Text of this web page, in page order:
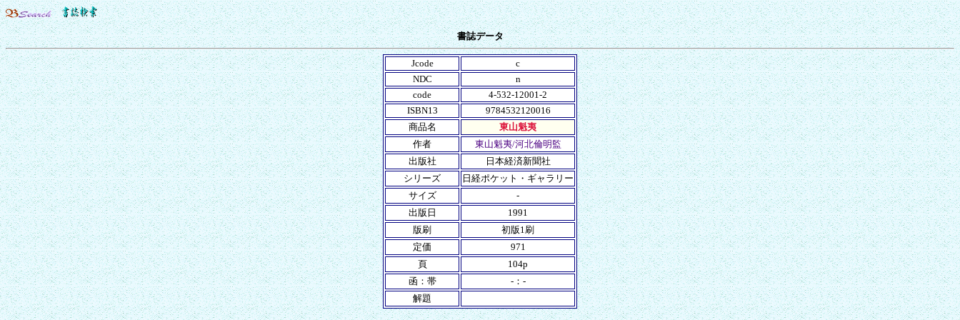
書誌データ
Jcode
c
NDC
n
code
4-532-12001-2
ISBN13
9784532120016
商品名
東山魁夷
作者
東山魁夷/河北倫明監
出版社
日本経済新聞社
シリーズ
日経ポケット・ギャラリー
サイズ
-
出版日
1991
版刷
初版1刷
定価
971
頁
104p
函：帯
-：-
解題